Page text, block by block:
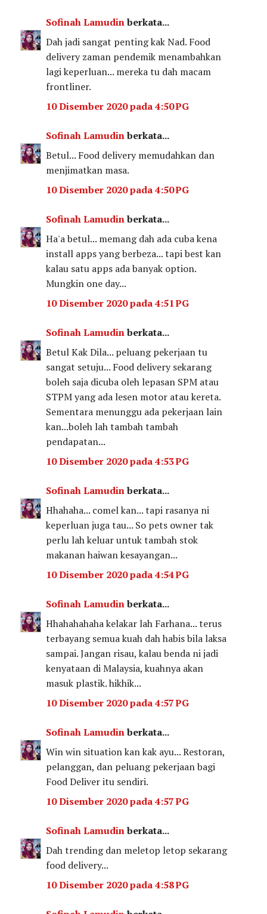
Sofinah Lamudinberkata...
Dah jadi sangat penting kak Nad. Food
delivery zaman pendemik menambahkan
lagi keperluan... mereka tu dah macam
frontliner.
10 Disember 2020 pada 4:50 PG
Sofinah Lamudinberkata...
Betul... Food delivery memudahkan dan
menjimatkan masa.
10 Disember 2020 pada 4:50 PG
Sofinah Lamudinberkata...
Ha'a betul... memang dah ada cuba kena
install apps yang berbeza... tapi best kan
kalau satu apps ada banyak option.
Mungkin one day...
10 Disember 2020 pada 4:51 PG
Sofinah Lamudinberkata...
Betul Kak Dila... peluang pekerjaan tu
sangat setuju... Food delivery sekarang
boleh saja dicuba oleh lepasan SPM atau
STPM yang ada lesen motor atau kereta.
Sementara menunggu ada pekerjaan lain
kan...boleh lah tambah tambah
pendapatan...
10 Disember 2020 pada 4:53 PG
Sofinah Lamudinberkata...
Hhahaha... comel kan... tapi rasanya ni
keperluan juga tau... So pets owner tak
perlu lah keluar untuk tambah stok
makanan haiwan kesayangan...
10 Disember 2020 pada 4:54 PG
Sofinah Lamudinberkata...
Hhahahahaha kelakar lah Farhana... terus
terbayang semua kuah dah habis bila laksa
sampai. Jangan risau, kalau benda ni jadi
kenyataan di Malaysia, kuahnya akan
masuk plastik. hikhik...
10 Disember 2020 pada 4:57 PG
Sofinah Lamudinberkata...
Win win situation kan kak ayu... Restoran,
pelanggan, dan peluang pekerjaan bagi
Food Deliver itu sendiri.
10 Disember 2020 pada 4:57 PG
Sofinah Lamudinberkata...
Dah trending dan meletop letop sekarang
food delivery...
10 Disember 2020 pada 4:58 PG